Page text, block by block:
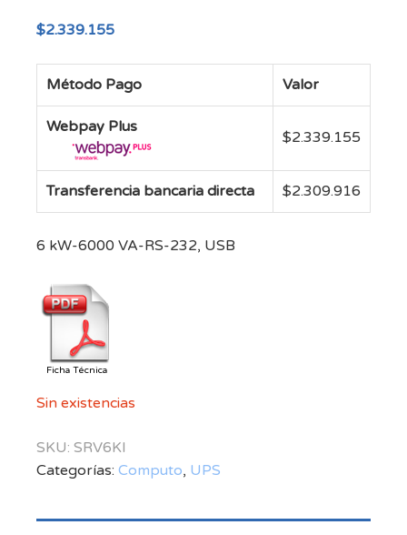
$2.339.155
Método Pago Valor
Webpay Plus
$2.339.155
Transferencia bancaria directa $2.309.916
6 kW-6000 VA-RS-232, USB
Ficha Técnica
Sin existencias
SKU: SRV6KI
Categorías: Computo, UPS